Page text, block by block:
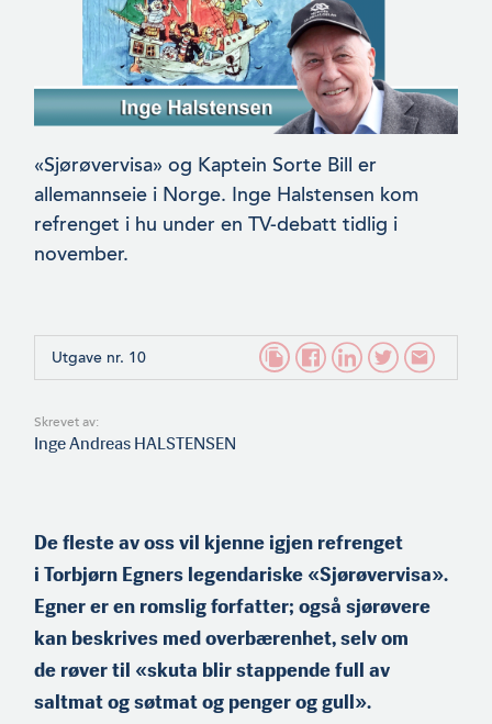
«Sjørøvervisa» og Kaptein Sorte Bill er
allemannseie i Norge. Inge Halstensen kom
refrenget i hu under en TV-debatt tidlig i
november.
Utgave nr. 10
Skrevet av:
Inge Andreas HALSTENSEN
De fleste av oss vil kjenne igjen refrenget
i Torbjørn Egners legendariske «Sjørøvervisa».
Egner er en romslig forfatter; også sjørøvere
kan beskrives med overbærenhet, selv om
de røver til «skuta blir stappende full av
saltmat og søtmat og penger og gull».